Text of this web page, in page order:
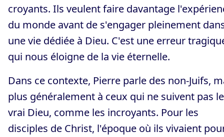
croyants. Ils veulent faire davantage
du monde avant de s'engager pleinement
une vie dédiée à Dieu. C'est une erreur
qui nous éloigne de la vie éternelle.
Dans ce contexte, Pierre parle des non-Juifs,
plus généralement à ceux qui ne suivent pas le
vrai Dieu, comme les incroyants. Pour les
disciples de Christ, l'époque où ils vivaient